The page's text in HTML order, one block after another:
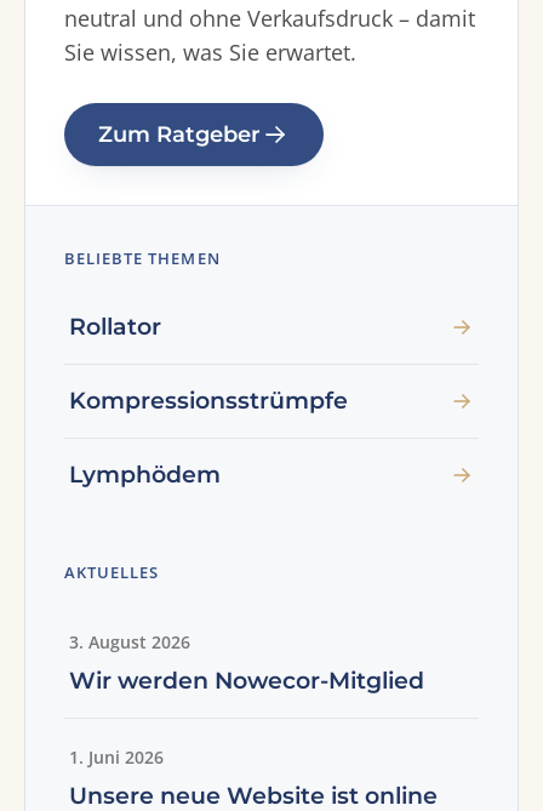
neutral und ohne Verkaufsdruck – damit
Sie wissen, was Sie erwartet.
Zum Ratgeber
BELIEBTE THEMEN
Rollator
Kompressionsstrümpfe
Lymphödem
AKTUELLES
3. August 2026
Wir werden Nowecor-Mitglied
1. Juni 2026
Unsere neue Website ist online